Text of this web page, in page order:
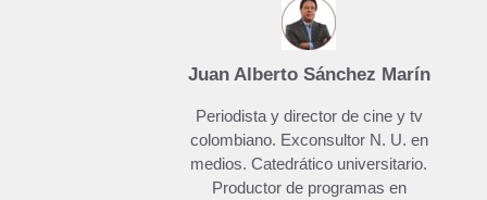
Juan Alberto Sánchez Marín
Periodista y director de cine y tv
colombiano. Exconsultor N. U. en
medios. Catedrático universitario.
Productor de programas en